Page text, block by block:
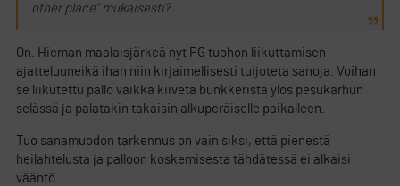
other place” mukaisesti?
On. Hieman maalaisjärkeä nyt PG tuohon liikuttamisen
ajatteluuneikä ihan niin kirjaimellisesti tuijoteta sanoja. Voihan
se liikutettu pallo vaikka kiivetä bunkkerista ylös pesukarhun
selässä ja palatakin takaisin alkuperäiselle paikalleen.
Tuo sanamuodon tarkennus on vain siksi, että pienestä
heilahtelusta ja palloon koskemisesta tähdätessä ei alkaisi
vääntö.